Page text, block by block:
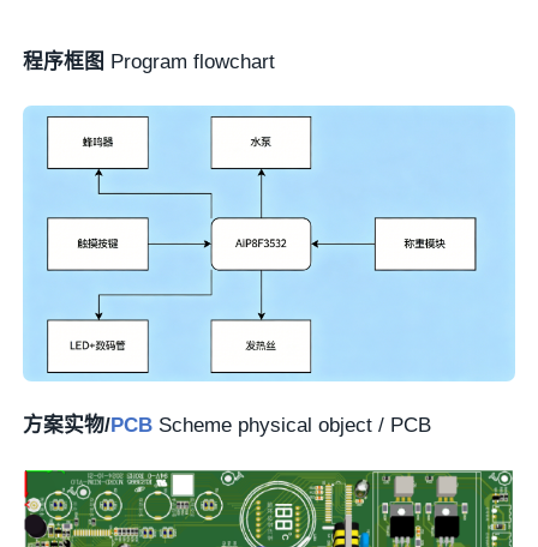
程序框图 Program flowchart
方案实物/PCB Scheme physical object / PCB